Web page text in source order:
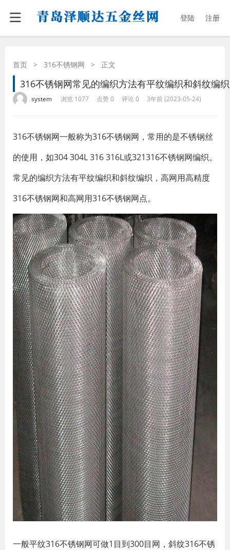
登陆 注册
首页 > 316不锈钢网 > 正文
316不锈钢网常见的编织方法有平纹编织和斜纹编织
system 浏览 1077 点赞 0 评论 0 3年前 (2023-05-24)
316不锈钢网一般称为316不锈钢网，常用的是不锈钢丝
的使用，如304 304L 316 316L或321316不锈钢网编织。
常见的编织方法有平纹编织和斜纹编织，高网用高精度
316不锈钢网和高网用316不锈钢网点。
一般平纹316不锈钢网可做1目到300目网，斜纹316不锈